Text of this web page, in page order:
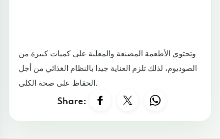
وتحتوي الأطعمة المصنعة والمعلبة على كميات كبيرة من
الصوديوم، لذلك تلزم العناية جيدا بالنظام الغذائي من أجل
الحفاظ على صحة الكلى.
Share: